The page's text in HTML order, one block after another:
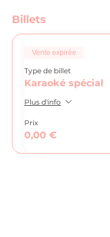
Billets
Vente expirée
Type de billet
Karaoké spécial
Plus d'info
Prix
0,00 €